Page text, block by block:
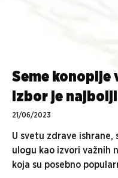
Seme konoplje
izbor je
21/06/2023
U svetu zdrave ishrane,
ulogu kao izvori važnih
koja su posebno